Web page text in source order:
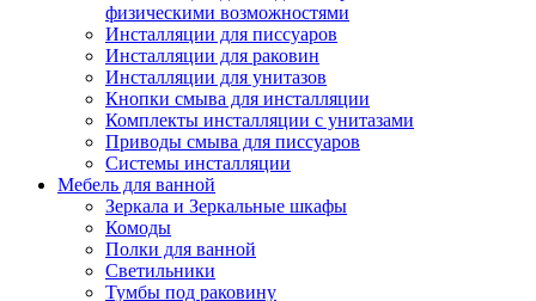
физическими возможностями
Инсталляции для писсуаров
Инсталляции для раковин
Инсталляции для унитазов
Кнопки смыва для инсталляции
Комплекты инсталляции с унитазами
Приводы смыва для писсуаров
Системы инсталляции
Мебель для ванной
Зеркала и Зеркальные шкафы
Комоды
Полки для ванной
Светильники
Тумбы под раковину